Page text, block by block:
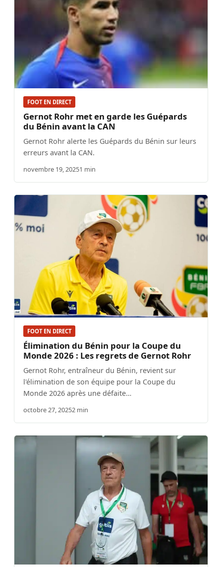
FOOT EN DIRECT
Gernot Rohr met en garde les Guépards
du Bénin avant la CAN
Gernot Rohr alerte les Guépards du Bénin sur leurs
erreurs avant la CAN.
novembre 19, 20251 min
FOOT EN DIRECT
Élimination du Bénin pour la Coupe du
Monde 2026 : Les regrets de Gernot Rohr
Gernot Rohr, entraîneur du Bénin, revient sur
l'élimination de son équipe pour la Coupe du
Monde 2026 après une défaite…
octobre 27, 20252 min